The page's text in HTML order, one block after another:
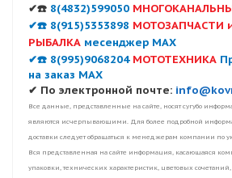
✔☎️ 8(4832)599050
✔☎️ 8(915)5353898 МОТОЗАПЧАСТИ
РЫБАЛКА месенджер MAX
✔☎️ 8(995)9068204 МОТОТЕХНИКА
на заказ MAX
✔ По электронной почте:
Все данные, представленные на сайте, носят сугубо
являются исчерпывающими. Для более подробной
доставки следует обращаться к менеджерам компании по
Вся представленная на сайте информация, касающаяся
упаковки, технических характеристик, цветовых